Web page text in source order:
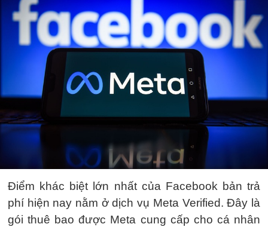
Điểm khác biệt lớn nhất của Facebook bản trả
phí hiện nay nằm ở dịch vụ Meta Verified. Đây là
gói thuê bao được Meta cung cấp cho cá nhân